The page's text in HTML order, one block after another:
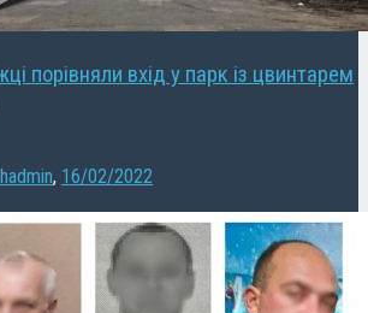
порівняли вхід у парк із цвинтарем
, 16/02/2022